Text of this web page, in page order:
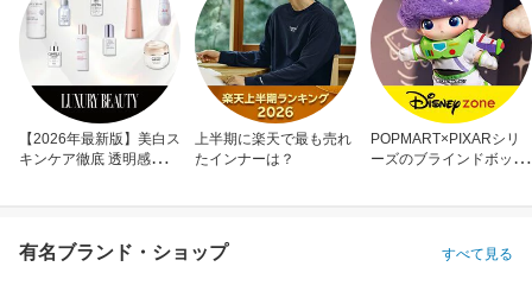
【2026年最新版】美白ス
キンケア徹底 透明感のあ
上半期に楽天で最も売れ
たインナーは？
POPMART×PIXARシリ
ーズのブラインドボック
有名ブランド・ショップ すべて見る